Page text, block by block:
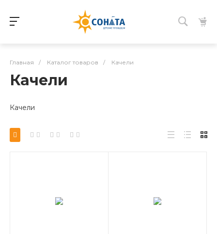
Главная / Каталог товаров / Качели
Качели
Качели